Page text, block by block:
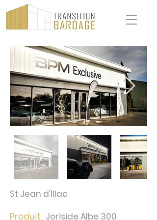
St Jean d'Illac
Produit : Joriside Albe 300